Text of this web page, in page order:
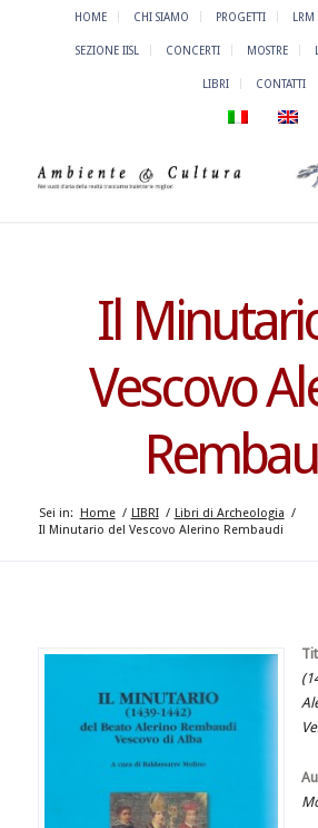
HOME CHI SIAMO PROGETTI LRM
SEZIONE IISL CONCERTI MOSTRE
LIBRI CONTATTI
Il
Vescovo
Sei in: Home / LIBRI / Libri di Archeologia /
Il Minutario del Vescovo Alerino Rembaudi